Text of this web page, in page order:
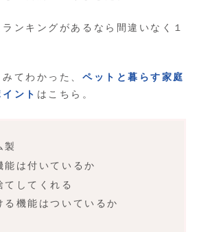
ンキングがあるなら間違いなく１
てわかった、 ペットと暮らす家庭
ント はこちら。
製
能は付いているか
てしてくれる
る機能はついているか